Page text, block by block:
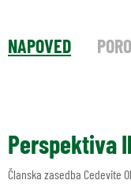
NAPOVED
Perspektiva
Članska zasedba Cedevite